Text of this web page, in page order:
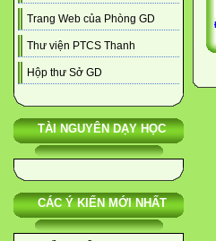
Trang Web của Phòng GD
Thư viện PTCS Thanh
Hộp thư Sở GD
TÀI NGUYÊN DẠY HỌC
CÁC Ý KIẾN MỚI NHẤT